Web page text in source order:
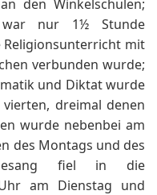
den Winkelschulen;
war nur 1½ Stunde
mit
verbunden wurde;
und Diktat wurde
dreimal denen
wurde nebenbei am
des Montags und des
fiel in die
am Dienstag und